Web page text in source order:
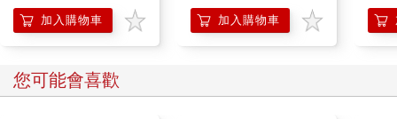
創投有專業的投資經理，於投資前必經過嚴謹的調研，但即使如
此，投資新創公司的成功率也只有約20%。之前任職的創投公司
雖然追求高報酬率，但對高風險的早期階段公司的資金配置比重
有嚴格的控制。
美股與台股不同，在Nasdaq（那斯達克）交易所掛牌上市並沒有
加入購物車
「行動派」的37個科
學方法
加入購物車
您可能會喜歡